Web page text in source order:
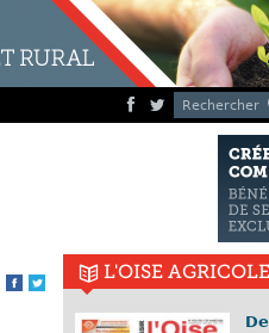
Rechercher
Facebook
Twitter
L'OISE AGRICOLE